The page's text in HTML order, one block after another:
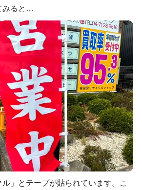
みると…
」とテープが貼られています。こ